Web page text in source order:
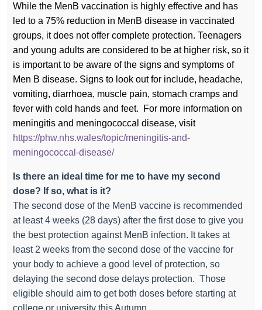
While the MenB vaccination is highly effective and has
led to a 75% reduction in MenB disease in vaccinated
groups, it does not offer complete protection. Teenagers
and young adults are considered to be at higher risk, so it
is important to be aware of the signs and symptoms of
Men B disease. Signs to look out for include, headache,
vomiting, diarrhoea, muscle pain, stomach cramps and
fever with cold hands and feet.
For more information on
meningitis and meningococcal disease, visit
https://phw.nhs.wales/topic/meningitis-and-
meningococcal-disease/
Is there an ideal time for me to have my second
dose? If so, what is it?
The second dose of the MenB vaccine is recommended
at least 4 weeks (28 days) after the first dose to give you
the best protection against MenB infection. It takes at
least 2 weeks from the second dose of the vaccine for
your body to achieve a good level of protection, so
delaying the second dose delays protection. Those
eligible should aim to get both doses before starting at
college or university this Autumn.